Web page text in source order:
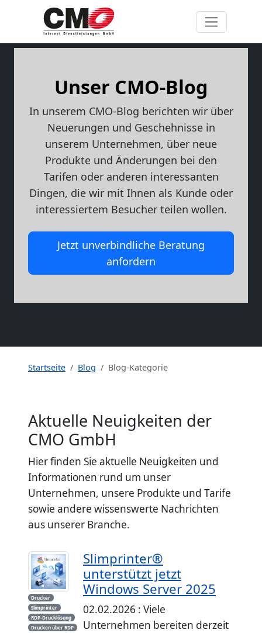
Unser CMO-Blog
In unserem CMO-Blog berichten wir über
Neuerungen und Geschehnisse in
unserem Unternehmen, über neue
Produkte und Änderungen bei den
Tarifen oder anderen interessanten
Dingen, die wir mit Ihnen als Kunde oder
interessiertem Besucher teilen wollen.
Jetzt unverbindliche Beratung
anfordern
Startseite Blog Blog-Kategorie
Aktuelle Neuigkeiten der
CMO GmbH
Hier finden Sie aktuelle Neuigkeiten und
Informationen rund um unser
Unternehmen, unsere Produkte und Tarife
sowie andere wissenswerte Nachrichten
aus unserer Branche.
Drucker
Slimprinter
RDP-Drucklösung
Drucken über RDP
Slimprinter®
unterstützt jetzt
Windows Server 2025
02.02.2026 : Viele
Unternehmen bereiten derzeit